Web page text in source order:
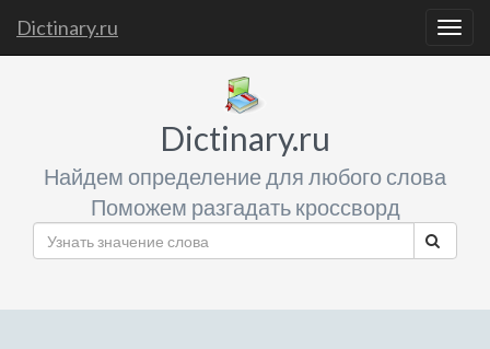
Dictinary.ru
Dictinary.ru
Найдем определение для любого слова
Поможем разгадать кроссворд